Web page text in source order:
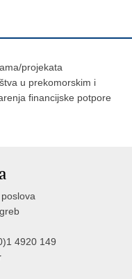
projekata
u prekomorskim i
financijske potpore
4920 149